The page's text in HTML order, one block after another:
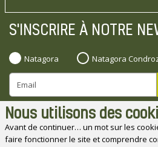
Nous utilisons des
Avant de continuer… un mot sur les
faire fonctionner le site et comprendre
S'INSCRIRE À NOTRE
Natagora Natagora
Natagora souhaite